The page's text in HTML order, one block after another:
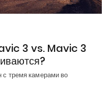
3 vs. Mavic 3
тремя камерами во